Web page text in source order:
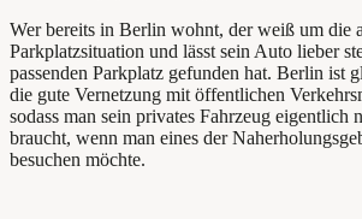
Wer bereits in Berlin wohnt, der weiß um die
Parkplatzsituation und lässt sein Auto lieber
passenden Parkplatz gefunden hat. Berlin ist
die gute Vernetzung mit öffentlichen
sodass man sein privates Fahrzeug eigentlich
braucht, wenn man eines der
besuchen möchte.